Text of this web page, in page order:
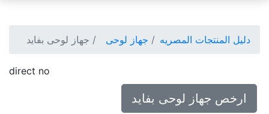
دليل المنتجات المصريه جهاز لوحى جهاز لوحى بفايد
direct no
ارخص جهاز لوحى بفايد